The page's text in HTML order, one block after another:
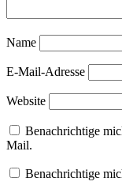
Name
E-Mail-Adresse
Website
Benachrichtige
Mail.
Benachrichtige